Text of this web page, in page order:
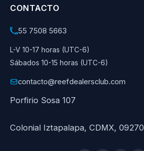
CONTACTO
55 7508 5663
L-V 10-17 horas (UTC-6)
Sábados 10-15 horas (UTC-6)
contacto@reefdealersclub.com
Porfirio Sosa 107
Colonial Iztapalapa, CDMX, 09270